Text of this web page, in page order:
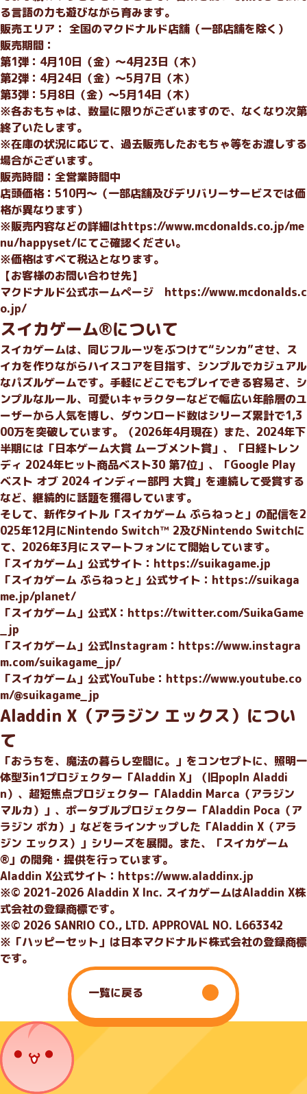
る言語の力も遊びながら育みます。
販売エリア： 全国のマクドナルド店舗（一部店舗を除く）
販売期間：
第1弾：4月10日（金）～4月23日（木）
第2弾：4月24日（金）～5月7日（木）
第3弾：5月8日（金）～5月14日（木）
※各おもちゃは、数量に限りがございますので、なくなり次第
終了いたします。
※在庫の状況に応じて、過去販売したおもちゃ等をお渡しする
場合がございます。
販売時間：全営業時間中
店頭価格：510円～（一部店舗及びデリバリーサービスでは価
格が異なります）
※販売内容などの詳細はhttps://www.mcdonalds.co.jp/me
nu/happyset/にてご確認ください。
※価格はすべて税込となります。
【お客様のお問い合わせ先】
マクドナルド公式ホームページ https://www.mcdonalds.c
o.jp/
スイカゲーム®︎について
スイカゲームは、同じフルーツをぶつけて“シンカ”させ、ス
イカを作りながらハイスコアを目指す、シンプルでカジュアル
なパズルゲームです。手軽にどこでもプレイできる容易さ、シ
ンプルなルール、可愛いキャラクターなどで幅広い年齢層のユ
ーザーから人気を博し、ダウンロード数はシリーズ累計で1,3
00万を突破しています。（2026年4月現在）また、2024年下
半期には「日本ゲーム大賞 ムーブメント賞」、「日経トレン
ディ 2024年ヒット商品ベスト30 第7位」、「Google Play
ベスト オブ 2024 インディー部門 大賞」を連続して受賞する
など、継続的に話題を獲得しています。
そして、新作タイトル「スイカゲーム ぷらねっと」の配信を2
025年12月にNintendo Switch™ 2及びNintendo Switchに
て、2026年3月にスマートフォンにて開始しています。
「スイカゲーム」公式サイト： https://suikagame.jp
「スイカゲーム ぷらねっと」公式サイト： https://suikaga
me.jp/planet/
「スイカゲーム」公式X： https://twitter.com/SuikaGame
_jp
「スイカゲーム」公式Instagram： https://www.instagra
m.com/suikagame_jp/
「スイカゲーム」公式YouTube： https://www.youtube.co
m/@suikagame_jp
Aladdin X（アラジン エックス）につい
て
「おうちを、魔法の暮らし空間に。」をコンセプトに、照明一
体型3in1プロジェクター「Aladdin X」（旧popIn Aladdi
n）、超短焦点プロジェクター「Aladdin Marca（アラジン
マルカ）」、ポータブルプロジェクター「Aladdin Poca（ア
ラジン ポカ）」などをラインナップした「Aladdin X（アラ
ジン エックス）」シリーズを展開。また、「スイカゲーム
®」の開発・提供を行っています。
Aladdin X公式サイト： https://www.aladdinx.jp
※© 2021-2026 Aladdin X Inc. スイカゲームはAladdin X株
式会社の登録商標です。
※© 2026 SANRIO CO., LTD. APPROVAL NO. L663342
※「ハッピーセット」は日本マクドナルド株式会社の登録商標
です。
一覧に戻る